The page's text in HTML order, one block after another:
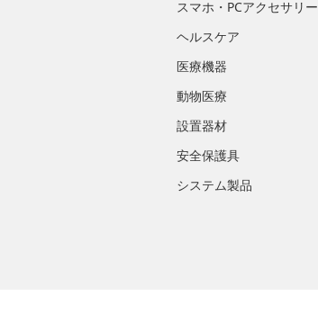
スマホ・PCアクセサリー
ヘルスケア
医療機器
動物医療
設置器材
安全保護具
システム製品